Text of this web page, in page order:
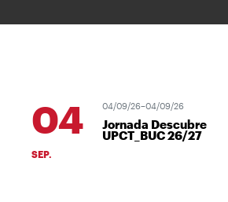
04
SEP.
04/09/26–04/09/26
Jornada Descubre
UPCT_BUC 26/27